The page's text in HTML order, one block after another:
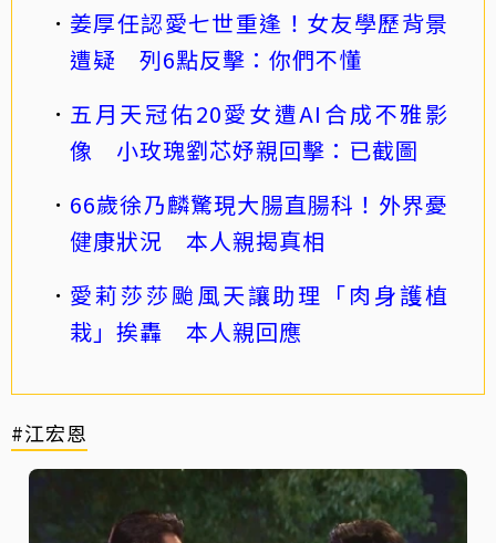
姜厚任認愛七世重逢！女友學歷背景
遭疑 列6點反擊：你們不懂
五月天冠佑20愛女遭AI合成不雅影
像 小玫瑰劉芯妤親回擊：已截圖
66歲徐乃麟驚現大腸直腸科！外界憂
健康狀況 本人親揭真相
愛莉莎莎颱風天讓助理「肉身護植
栽」挨轟 本人親回應
#江宏恩